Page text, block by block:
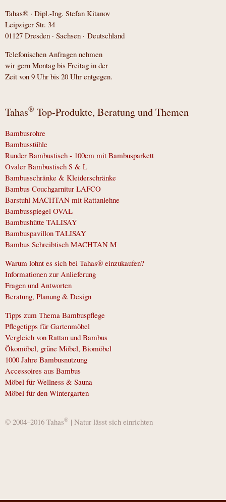
Tahas® · Dipl.-Ing. Stefan Kitanov
Leipziger Str. 34
01127 Dresden · Sachsen · Deutschland
Telefonischen Anfragen nehmen
wir gern Montag bis Freitag in der
Zeit von 9 Uhr bis 20 Uhr entgegen.
Tahas® Top-Produkte, Beratung und Themen
Bambusrohre
Bambusstühle
Runder Bambustisch - 100cm mit Bambusparkett
Ovaler Bambustisch S & L
Bambusschränke & Kleiderschränke
Bambus Couchgarnitur LAFCO
Barstuhl MACHTAN mit Rattanlehne
Bambusspiegel OVAL
Bambushütte TALISAY
Bambuspavillon TALISAY
Bambus Schreibtisch MACHTAN M
Warum lohnt es sich bei Tahas® einzukaufen?
Informationen zur Anlieferung
Fragen und Antworten
Beratung, Planung & Design
Tipps zum Thema Bambuspflege
Pflegetipps für Gartenmöbel
Vergleich von Rattan und Bambus
Ökomöbel, grüne Möbel, Biomöbel
1000 Jahre Bambusnutzung
Accessoires aus Bambus
Möbel für Wellness & Sauna
Möbel für den Wintergarten
© 2004–2016 Tahas® | Natur lässt sich einrichten